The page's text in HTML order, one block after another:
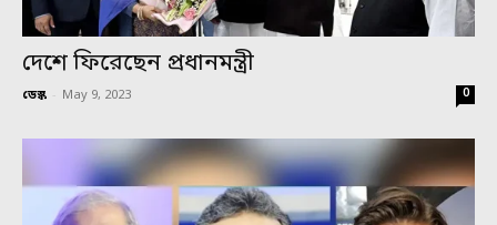
দেশে ফিরেছেন প্রধানমন্ত্রী
ডেস্ক - May 9, 2023 0